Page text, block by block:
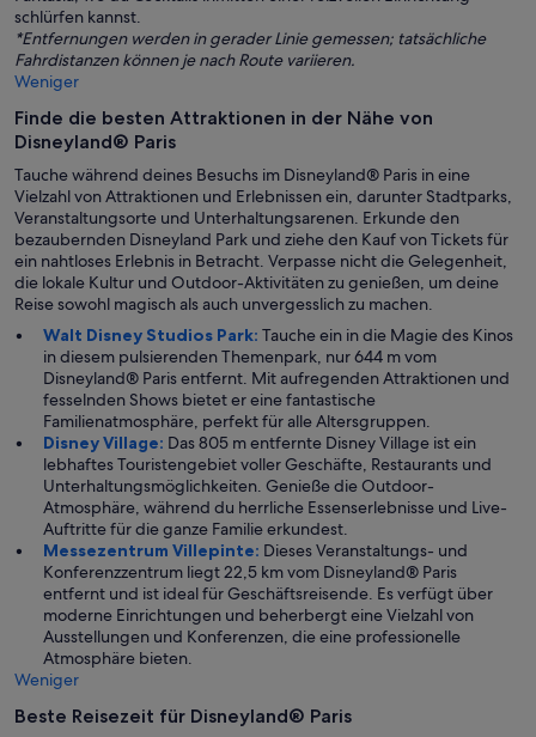
schlürfen kannst.
*Entfernungen werden in gerader Linie gemessen; tatsächliche
Fahrdistanzen können je nach Route variieren.
Weniger
Finde die besten Attraktionen in der Nähe von
Disneyland® Paris
Tauche während deines Besuchs im Disneyland® Paris in eine
Vielzahl von Attraktionen und Erlebnissen ein, darunter Stadtparks,
Veranstaltungsorte und Unterhaltungsarenen. Erkunde den
bezaubernden Disneyland Park und ziehe den Kauf von Tickets für
ein nahtloses Erlebnis in Betracht. Verpasse nicht die Gelegenheit,
die lokale Kultur und Outdoor-Aktivitäten zu genießen, um deine
Reise sowohl magisch als auch unvergesslich zu machen.
Walt Disney Studios Park: Tauche ein in die Magie des Kinos
in diesem pulsierenden Themenpark, nur 644 m vom
Disneyland® Paris entfernt. Mit aufregenden Attraktionen und
fesselnden Shows bietet er eine fantastische
Familienatmosphäre, perfekt für alle Altersgruppen.
Disney Village: Das 805 m entfernte Disney Village ist ein
lebhaftes Touristengebiet voller Geschäfte, Restaurants und
Unterhaltungsmöglichkeiten. Genieße die Outdoor-
Atmosphäre, während du herrliche Essenserlebnisse und Live-
Auftritte für die ganze Familie erkundest.
Messezentrum Villepinte: Dieses Veranstaltungs- und
Konferenzzentrum liegt 22,5 km vom Disneyland® Paris
entfernt und ist ideal für Geschäftsreisende. Es verfügt über
moderne Einrichtungen und beherbergt eine Vielzahl von
Ausstellungen und Konferenzen, die eine professionelle
Atmosphäre bieten.
Weniger
Beste Reisezeit für Disneyland® Paris